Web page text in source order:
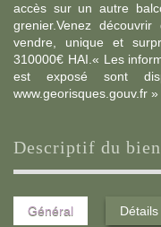
accès sur un autre
grenier.Venez
vendre, unique et
310000€ HAI.« Les
est exposé sont
www.georisques.gouv.fr »
descriptif du bien
Général Détails